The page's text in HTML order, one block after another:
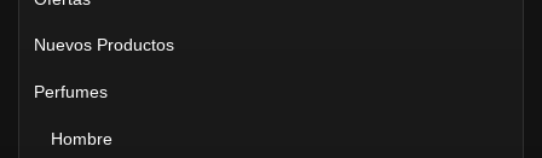
Nuevos Productos
Perfumes
Hombre